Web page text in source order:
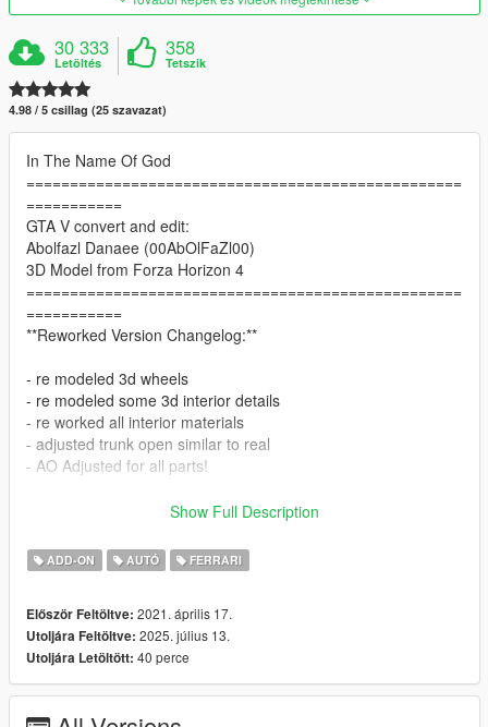
30 333
Letöltés
358
Tetszik
4.98 / 5 csillag (25 szavazat)
In The Name Of God
==================================================
===========
GTA V convert and edit:
Abolfazl Danaee (00AbOlFaZl00)
3D Model from Forza Horizon 4
==================================================
===========
**Reworked Version Changelog:**
- re modeled 3d wheels
- re modeled some 3d interior details
- re worked all interior materials
- adjusted trunk open similar to real
- AO Adjusted for all parts!
==================================================
Features:
- HQ exterior & Interior & engine and trunkbay
- dials
- all lights functioning properly
- breakable glass and lights
- hands on steering wheel
Show Full Description
ADD-ON AUTÓ FERRARI
Először Feltöltve: 2021. április 17.
Utoljára Feltöltve: 2025. július 13.
Utoljára Letöltött: 40 perce